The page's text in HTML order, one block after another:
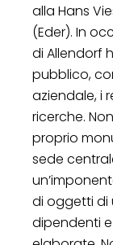
alla Hans
(Eder). In
di Allendorf
pubblico,
aziendale, i
ricerche.
proprio
sede
di oggetti di
dipendenti